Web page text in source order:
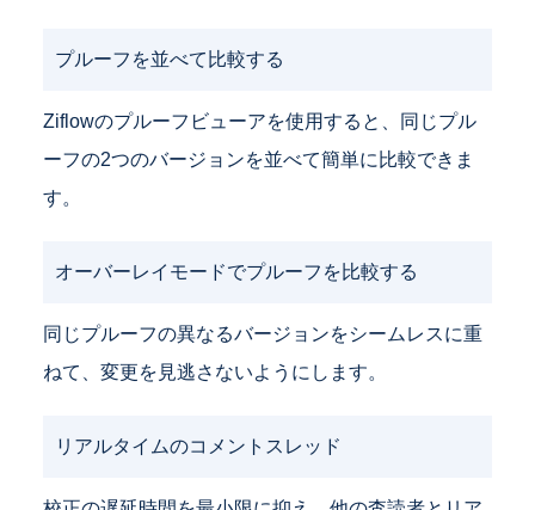
プルーフを並べて比較する
Ziflowのプルーフビューアを使用すると、同じプル
ーフの2つのバージョンを並べて簡単に比較できま
す。
オーバーレイモードでプルーフを比較する
同じプルーフの異なるバージョンをシームレスに重
ねて、変更を見逃さないようにします。
リアルタイムのコメントスレッド